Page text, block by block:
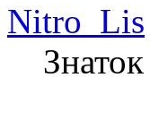
Nitro_Lis
Знаток